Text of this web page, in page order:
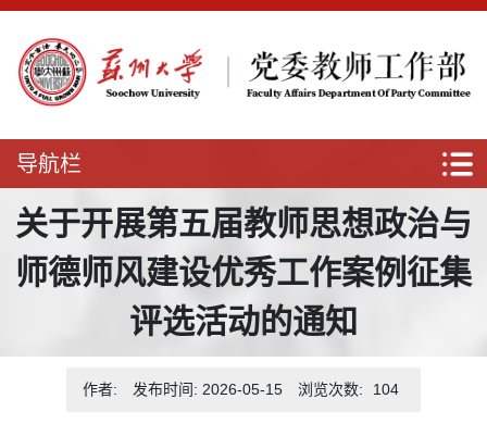
关于开展第五届教师思想政治与
师德师风建设优秀工作案例征集
评选活动的通知
导航栏
作者: 发布时间: 2026-05-15 浏览次数: 104